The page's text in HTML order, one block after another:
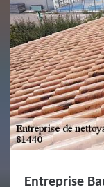
Entreprise